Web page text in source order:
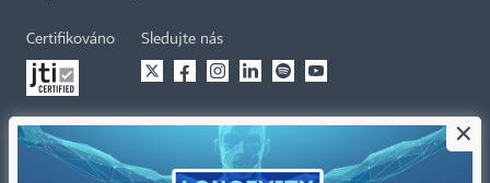
Certifikováno Sledujte nás
Stáhněte si aplikaci HN ×